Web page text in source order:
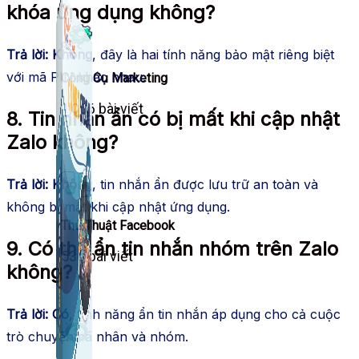
Công Cụ Marketing
1,066 bài viết
Thủ Thuật Facebook
536 bài viết
khóa ứng dụng không?
Trả lời: Không, đây là hai tính năng bảo mật riêng biệt
với mã PIN khác nhau.
8. Tin nhắn ẩn có bị mất khi cập nhật
Zalo không?
Trả lời: Không, tin nhắn ẩn được lưu trữ an toàn và
không bị mất khi cập nhật ứng dụng.
9. Có thể ẩn tin nhắn nhóm trên Zalo
không?
Trả lời: Có, tính năng ẩn tin nhắn áp dụng cho cả cuộc
trò chuyện cá nhân và nhóm.